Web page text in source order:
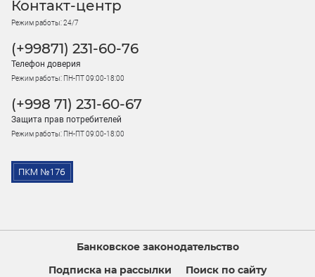
Контакт-центр
Режим работы: 24/7
(+99871) 231-60-76
Телефон доверия
Режим работы: ПН-ПТ 09:00-18:00
(+998 71) 231-60-67
Защита прав потребителей
Режим работы: ПН-ПТ 09:00-18:00
Банковское законодательство
Подписка на рассылки
Поиск по сайту